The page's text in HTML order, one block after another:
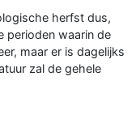
herfst dus,
perioden waarin de
maar er is dagelijks
zal de gehele